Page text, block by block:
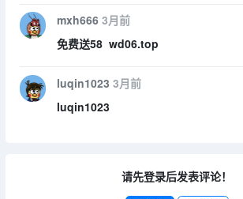
mxh666 3月前
免费送58 wd06.top
luqin1023 3月前
luqin1023
请先登录后发表评论！